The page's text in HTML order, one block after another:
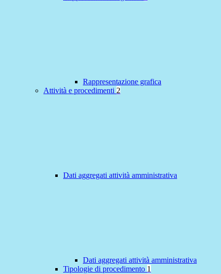
Rappresentazione grafica
Attività e procedimenti 2
Dati aggregati attività amministrativa
Dati aggregati attività amministrativa
Tipologie di procedimento 1